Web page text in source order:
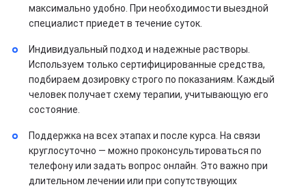
максимально удобно. При необходимости выездной
специалист приедет в течение суток.
Индивидуальный подход и надежные растворы.
Используем только сертифицированные средства,
подбираем дозировку строго по показаниям. Каждый
человек получает схему терапии, учитывающую его
состояние.
Поддержка на всех этапах и после курса. На связи
круглосуточно — можно проконсультироваться по
телефону или задать вопрос онлайн. Это важно при
длительном лечении или при сопутствующих